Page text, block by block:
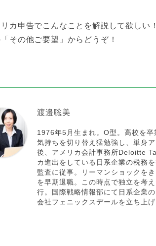
リカ申告でこんなことを解説して欲しい
その他ご要望」からどうぞ！
渡邉聡美
1976年5月生まれ。O型。高校を卒
気持ちを切り替え猛勉強し、単身
後、アメリカ会計事務所Deloitte
カ進出をしている日系企業の税務
監査に従事。リーマンショックを
を早期退職。この時点で独立を考
行。国際戦略情報部にて日系企業
会社フェニックスデールを立ち上